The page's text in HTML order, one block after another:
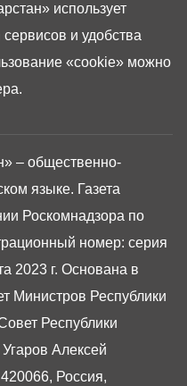
– общественно-
языке. Газета
Роскомнадзора по
номер: серия
2023 г. Основана в
Министров Республики
Республики
Алексей
Россия,
использует
и удобства
«cookie» можно